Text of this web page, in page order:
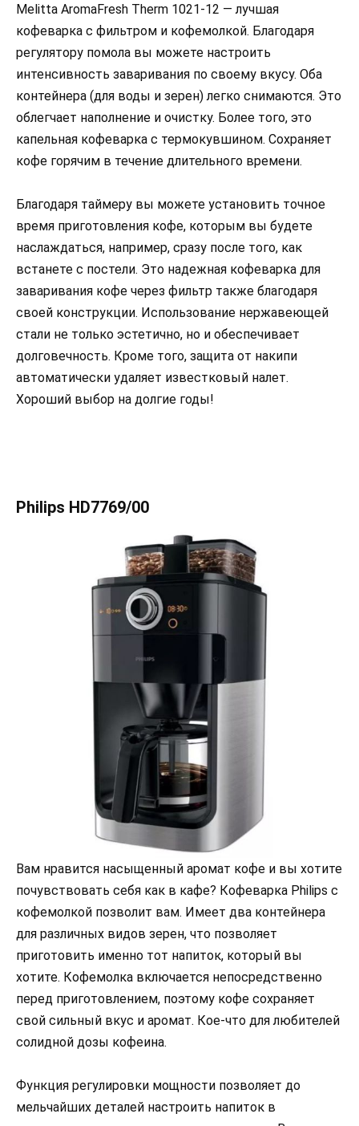
Melitta AromaFresh Therm 1021-12 — лучшая
кофеварка с фильтром и кофемолкой. Благодаря
регулятору помола вы можете настроить
интенсивность заваривания по своему вкусу. Оба
контейнера (для воды и зерен) легко снимаются. Это
облегчает наполнение и очистку. Более того, это
капельная кофеварка с термокувшином. Сохраняет
кофе горячим в течение длительного времени.
Благодаря таймеру вы можете установить точное
время приготовления кофе, которым вы будете
наслаждаться, например, сразу после того, как
встанете с постели. Это надежная кофеварка для
заваривания кофе через фильтр также благодаря
своей конструкции. Использование нержавеющей
стали не только эстетично, но и обеспечивает
долговечность. Кроме того, защита от накипи
автоматически удаляет известковый налет.
Хороший выбор на долгие годы!
Philips HD7769/00
Вам нравится насыщенный аромат кофе и вы хотите
почувствовать себя как в кафе? Кофеварка Philips с
кофемолкой позволит вам. Имеет два контейнера
для различных видов зерен, что позволяет
приготовить именно тот напиток, который вы
хотите. Кофемолка включается непосредственно
перед приготовлением, поэтому кофе сохраняет
свой сильный вкус и аромат. Кое-что для любителей
солидной дозы кофеина.
Функция регулировки мощности позволяет до
мельчайших деталей настроить напиток в